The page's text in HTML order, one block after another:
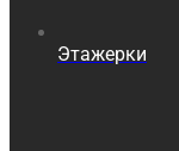
Этажерки